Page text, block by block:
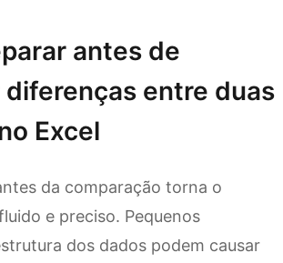
antes de
entre duas
Excel
da comparação torna o
e preciso. Pequenos
dos dados podem causar